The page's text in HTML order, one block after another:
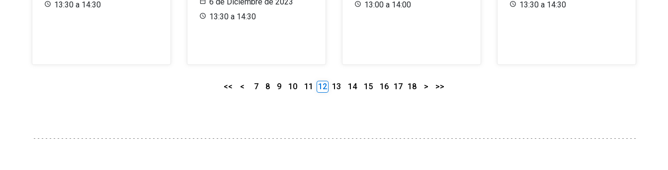
13:30 a 14:30
13:30 a 14:30
13:00 a 14:00
13:30 a 14:30
<< < 7 8 9 10 11 12 13 14 15 16 17 18 > >>